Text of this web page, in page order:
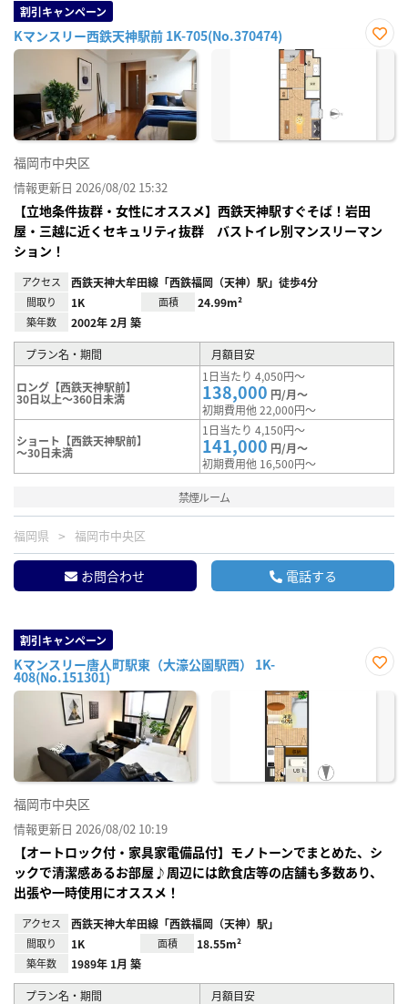
割引キャンペーン
Kマンスリー西鉄天神駅前 1K-705(No.370474)
お気
福岡市中央区
情報更新日 2026/08/02 15:32
【立地条件抜群・女性にオススメ】西鉄天神駅すぐそば！岩田
屋・三越に近くセキュリティ抜群 バストイレ別マンスリーマン
ション！
アクセス 西鉄天神大牟田線「西鉄福岡（天神）駅」徒歩4分
間取り 1K 面積 24.99m²
築年数 2002年 2月 築
プラン名・期間 月額目安
ロング【西鉄天神駅前】
30日以上～360日未満
1日当たり 4,050円～
138,000 円/月～
初期費用他 22,000円～
ショート【西鉄天神駅前】
～30日未満
1日当たり 4,150円～
141,000 円/月～
初期費用他 16,500円～
禁煙ルーム
福岡県 福岡市中央区
お問合わせ 電話する
割引キャンペーン
Kマンスリー唐人町駅東（大濠公園駅西） 1K-
408(No.151301)
に入
福岡市中央区
情報更新日 2026/08/02 10:19
【オートロック付・家具家電備品付】モノトーンでまとめた、シ
ックで清潔感あるお部屋♪周辺には飲食店等の店舗も多数あり、
出張や一時使用にオススメ！
アクセス 西鉄天神大牟田線「西鉄福岡（天神）駅」
間取り 1K 面積 18.55m²
築年数 1989年 1月 築
プラン名・期間
月額目安